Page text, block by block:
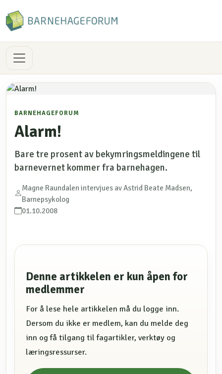
BARNEHAGEFORUM
Alarm!
Bare tre prosent av bekymringsmeldingene til
barnevernet kommer fra barnehagen.
Magne Raundalen intervjues av Astrid Beate Madsen,
Barnepsykolog
01.10.2008
Denne artikkelen er kun åpen for
medlemmer
For å lese hele artikkelen må du logge inn.
Dersom du ikke er medlem, kan du melde deg
inn og få tilgang til fagartikler, verktøy og
læringsressurser.